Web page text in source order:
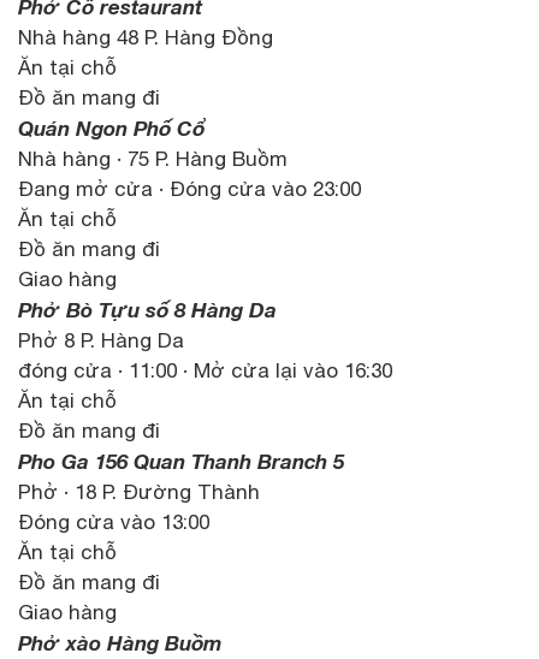
Phở Cồ restaurant
Nhà hàng 48 P. Hàng Đồng
Ăn tại chỗ
Đồ ăn mang đi
Quán Ngon Phố Cổ
Nhà hàng · 75 P. Hàng Buồm
Đang mở cửa · Đóng cửa vào 23:00
Ăn tại chỗ
Đồ ăn mang đi
Giao hàng
Phở Bò Tựu số 8 Hàng Da
Phở 8 P. Hàng Da
đóng cửa · 11:00 · Mở cửa lại vào 16:30
Ăn tại chỗ
Đồ ăn mang đi
Pho Ga 156 Quan Thanh Branch 5
Phở · 18 P. Đường Thành
Đóng cửa vào 13:00
Ăn tại chỗ
Đồ ăn mang đi
Giao hàng
Phở xào Hàng Buồm